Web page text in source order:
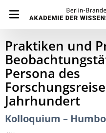
Praktiken und
Persona des
Jahrhundert
Kolloquium –